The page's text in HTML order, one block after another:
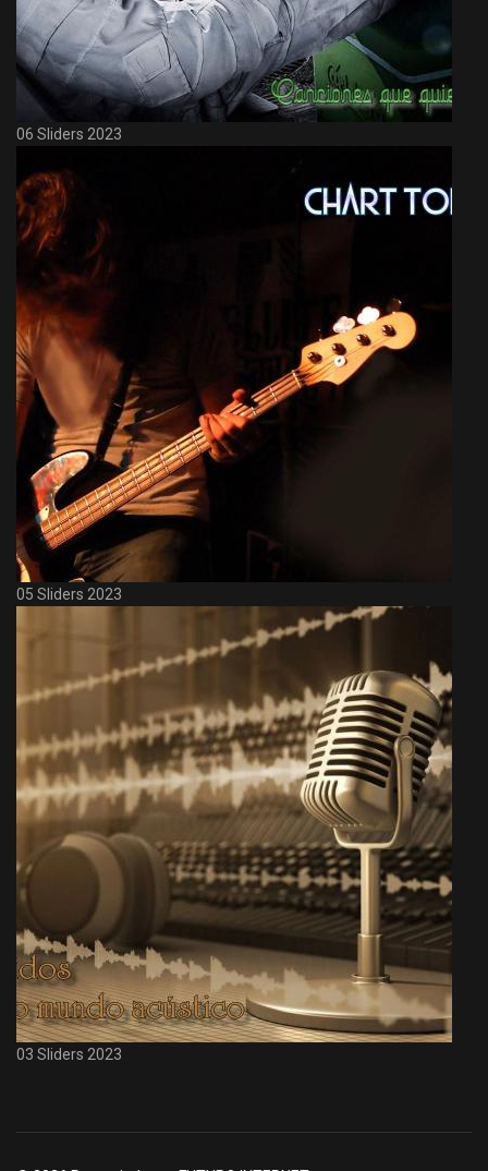
06 Sliders 2023
05 Sliders 2023
03 Sliders 2023